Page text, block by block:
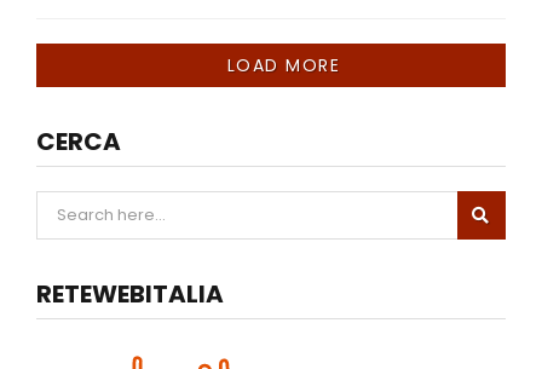
LOAD MORE
CERCA
RETEWEBITALIA